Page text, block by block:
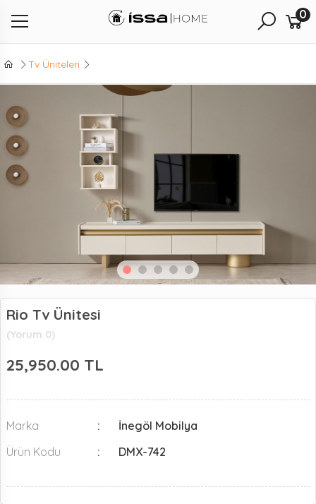
0
Tv Üniteleri
Rio Tv Ünitesi
(Yorum 0)
25,950.00 TL
Marka
İnegöl Mobilya
Ürün Kodu
DMX-742